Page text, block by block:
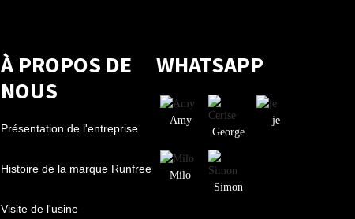
À PROPOS DE
NOUS
Présentation de l'entreprise
Histoire de la marque Runfree
Visite de l'usine
WHATSAPP
Amy
George
je
Milo
Simon